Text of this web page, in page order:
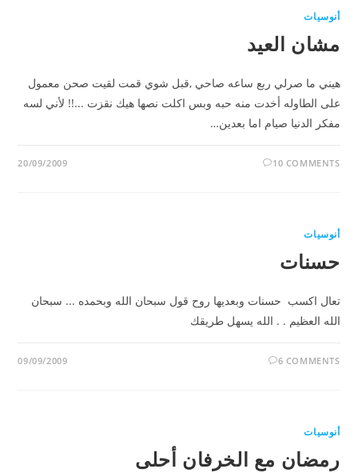
أنوسيات
مشان العيد
هيني ما صرلي ربع ساعه صاحي ,قبل شوي قمت لقيت صحن معمول
على الطاوله أخدت منه حبه وبس اكلت نصها هيك نقزت ...!! لأني لسه
مفكر الدنيا صيام اما بعدين…
10 COMMENTS
20/09/2009
أنوسيات
حسنات
تعال اكسب حسنات وبعديها روح قول سبحان الله وبحمده ... سبحان
الله العظيم . . الله يسهل طريقك
6 COMMENTS
09/09/2009
أنوسيات
رمضان مع الخرفان أحلى